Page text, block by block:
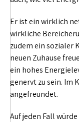
Er ist ein wirklich
wirkliche
zudem ein sozialer
neuen Zuhause
ein hohes
genervt zu sein. Im
angefreundet.
Auf jeden Fall